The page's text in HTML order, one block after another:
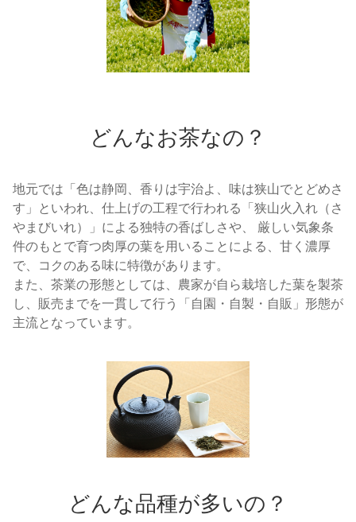
どんなお茶なの？
地元では「色は静岡、香りは宇治よ、味は狭山でとどめさ
す」といわれ、仕上げの工程で行われる「狭山火入れ（さ
やまびいれ）」による独特の香ばしさや、 厳しい気象条
件のもとで育つ肉厚の葉を用いることによる、甘く濃厚
で、コクのある味に特徴があります。
また、茶業の形態としては、農家が自ら栽培した葉を製茶
し、販売までを一貫して行う「自園・自製・自販」形態が
主流となっています。
どんな品種が多いの？